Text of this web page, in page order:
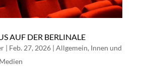
AUF DER BERLINALE
| Feb. 27, 2026| Allgemein, Innen und